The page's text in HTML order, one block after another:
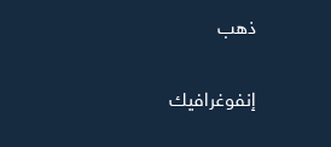
ذهب
إنفوغرافيك